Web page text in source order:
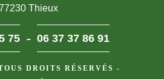
Thieux
75 - 06 37 37 86 91
DROITS RÉSERVÉS -